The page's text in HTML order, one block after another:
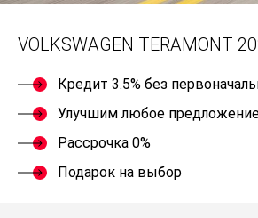
VOLKSWAGEN TERAMONT
Кредит 3.5% без
Улучшим любое
Рассрочка 0%
Подарок на выбор